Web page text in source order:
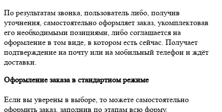
По результатам звонка, пользователь либо, получив
уточнения, самостоятельно оформляет заказ, укомплектовав
его необходимыми позициями, либо соглашается на
оформление в том виде, в котором есть сейчас. Получает
подтверждение на почту или на мобильный телефон и ждёт
доставки.
Оформление заказа в стандартном режиме
Если вы уверены в выборе, то можете самостоятельно
оформить заказ, заполнив по этапам всю форму.